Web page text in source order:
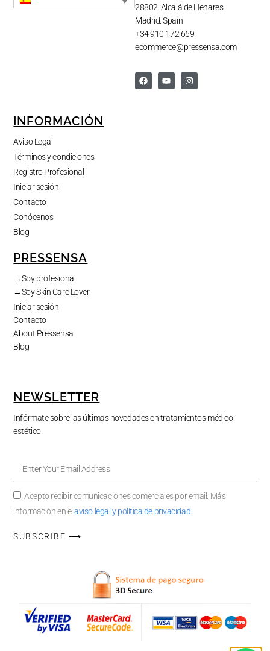
28802. Alcalá de Henares
Madrid. Spain
+34 910 172 669
ecommerce@pressensa.com
INFORMACIÓN
Aviso Legal
Términos y condiciones
Registro Profesional
Iniciar sesión
Contacto
Conócenos
Blog
PRESSENSA
→Soy profesional
→Soy Skin Care Lover
Iniciar sesión
Contacto
About Pressensa
Blog
NEWSLETTER
Infórmate sobre las últimas novedades en tratamientos médico-
estético:
Acepto recibir comunicaciones comerciales por email. Más
información en elaviso legal y política de privacidad
SUBSCRIBE ⟶